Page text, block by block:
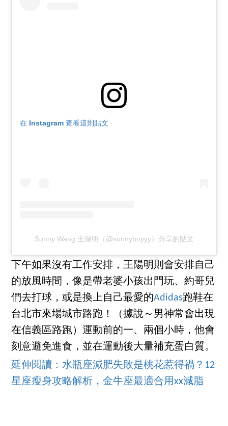
在 Instagram 查看這則貼文
Sunny Wang 王陽明（@sunnyboyyy）分享的貼文
下午如果沒有工作安排，王陽明則會安排自己
的放風時間，像是帶老婆小孩出門玩、約哥兒
們去打球，或是換上自己最愛的Adidas跑鞋在
台北市來場城市路跑！（據說～男神常會出現
在信義區路跑）運動前的一、兩個小時，他會
刻意避免進食，並在運動後大量補充蛋白質。
延伸閱讀：水瓶座減肥失敗是桃花惹得禍？12
星座瘦身攻略解析，金牛座最適合用xx減脂